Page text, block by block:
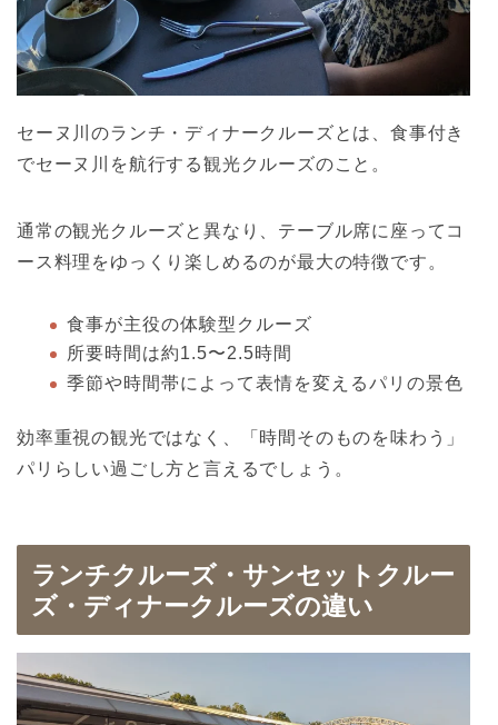
セーヌ川のランチ・ディナークルーズとは、食事付き
でセーヌ川を航行する観光クルーズのこと。
通常の観光クルーズと異なり、テーブル席に座ってコ
ース料理をゆっくり楽しめるのが最大の特徴です。
食事が主役の体験型クルーズ
所要時間は約1.5〜2.5時間
季節や時間帯によって表情を変えるパリの景色
効率重視の観光ではなく、「時間そのものを味わう」
パリらしい過ごし方と言えるでしょう。
ランチクルーズ・サンセットクルー
ズ・ディナークルーズの違い